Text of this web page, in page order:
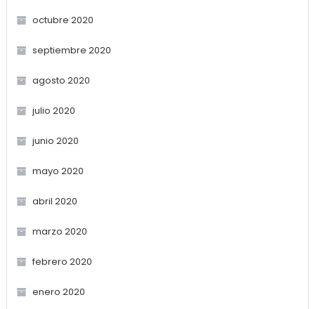
octubre 2020
septiembre 2020
agosto 2020
julio 2020
junio 2020
mayo 2020
abril 2020
marzo 2020
febrero 2020
enero 2020